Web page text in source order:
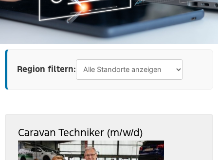
Region filtern:
Caravan Techniker (m/w/d)